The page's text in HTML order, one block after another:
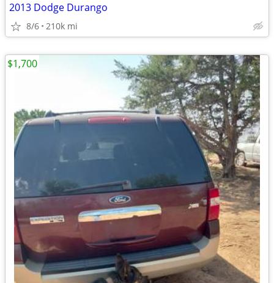
2013 Dodge Durango
8/6 210k mi
$1,700